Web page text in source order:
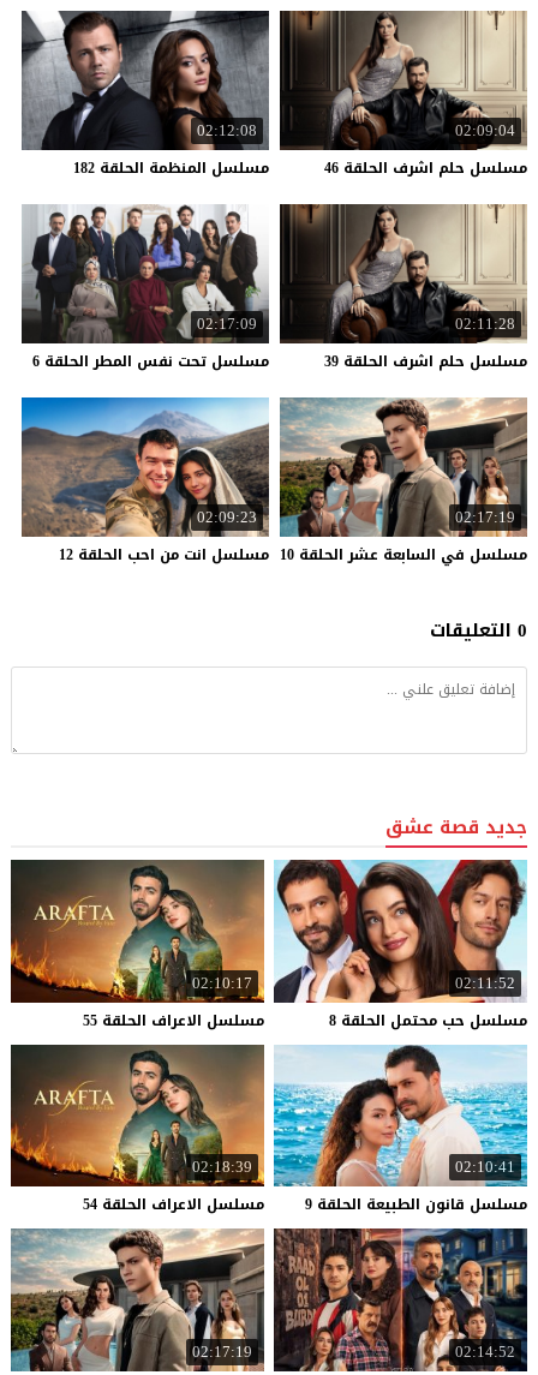
02:09:04
مسلسل حلم اشرف الحلقة 46
02:12:08
مسلسل المنظمة الحلقة 182
02:11:28
مسلسل حلم اشرف الحلقة 39
02:17:09
مسلسل تحت نفس المطر الحلقة 6
02:17:19
مسلسل في السابعة عشر الحلقة 10
02:09:23
مسلسل انت من احب الحلقة 12
0 التعليقات
جديد قصة عشق
02:11:52
مسلسل حب محتمل الحلقة 8
02:10:17
مسلسل الاعراف الحلقة 55
02:10:41
مسلسل قانون الطبيعة الحلقة 9
02:18:39
مسلسل الاعراف الحلقة 54
02:14:52
02:17:19